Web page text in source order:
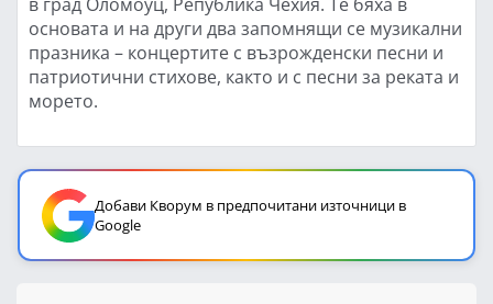
основата и на други два запомнящи се музикални
празника – концертите с възрожденски песни и
патриотични стихове, както и с песни за реката и
морето.
Добави Кворум в предпочитани източници в
Google